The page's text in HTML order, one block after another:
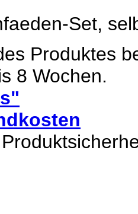
Set,
Produktes
8 Wochen.